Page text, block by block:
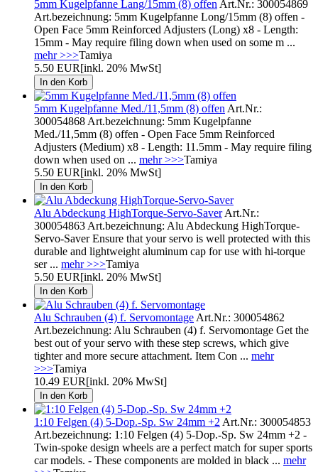
5mm Kugelpfanne Lang/15mm (8) offen Art.Nr.: 300054869
Art.bezeichnung: 5mm Kugelpfanne Long/15mm (8) offen -
Open Face 5mm Reinforced Adjusters (Long) x8 - Length:
15mm - May require filing down when used on some m ...
mehr >>>Tamiya
5.50 EUR[inkl. 20% MwSt]
5mm Kugelpfanne Med./11,5mm (8) offen Art.Nr.:
300054868 Art.bezeichnung: 5mm Kugelpfanne
Med./11,5mm (8) offen - Open Face 5mm Reinforced
Adjusters (Medium) x8 - Length: 11.5mm - May require filing
down when used on ... mehr >>>Tamiya
5.50 EUR[inkl. 20% MwSt]
Alu Abdeckung HighTorque-Servo-SaverArt.Nr.:
300054863 Art.bezeichnung: Alu Abdeckung HighTorque-
Servo-Saver Ensure that your servo is well protected with this
durable and lightweight aluminum cap for use with hi-torque
ser ... mehr >>>Tamiya
5.50 EUR[inkl. 20% MwSt]
Alu Schrauben (4) f. Servomontage Art.Nr.: 300054862
Art.bezeichnung: Alu Schrauben (4) f. Servomontage Get the
best out of your servo with these step screws, which give
tighter and more secure attachment. Item Con ... mehr
>>>Tamiya
10.49 EUR[inkl. 20% MwSt]
1:10 Felgen (4) 5-Dop.-Sp. Sw 24mm +2 Art.Nr.: 300054853
Art.bezeichnung: 1:10 Felgen (4) 5-Dop.-Sp. Sw 24mm +2 -
Twin-spoke design wheels are a perfect match for super sports
car models. - These components are molded in black ... mehr